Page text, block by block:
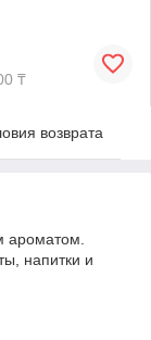
₸
возврата
ароматом.
напитки и